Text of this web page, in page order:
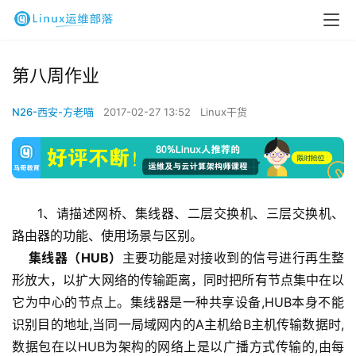
第八周作业
N26-西安-方老喵 2017-02-27 13:52 Linux干货
1、请描述网桥、集线器、二层交换机、三层交换机、
路由器的功能、使用场景与区别。
集线器（HUB） 主要功能是对接收到的信号进行再生整
形放大，以扩大网络的传输距离，同时把所有节点集中在以
它为中心的节点上。集线器是一种共享设备,HUB本身不能
识别目的地址,当同一局域网内的A主机给B主机传输数据时,
数据包在以HUB为架构的网络上是以广播方式传输的,由每